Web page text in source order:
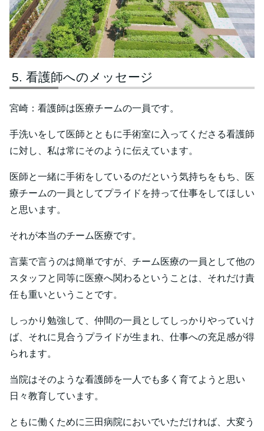
看護師へのメッセージ
宮崎：看護師は医療チームの一員です。
手洗いをして医師とともに手術室に入ってくださる看護師
に対し、私は常にそのように伝えています。
医師と一緒に手術をしているのだという気持ちをもち、医
療チームの一員としてプライドを持って仕事をしてほしい
と思います。
それが本当のチーム医療です。
言葉で言うのは簡単ですが、チーム医療の一員として他の
スタッフと同等に医療へ関わるということは、それだけ責
任も重いということです。
しっかり勉強して、仲間の一員としてしっかりやっていけ
ば、それに見合うプライドが生まれ、仕事への充足感が得
られます。
当院はそのような看護師を一人でも多く育てようと思い
日々教育しています。
ともに働くために三田病院においでいただければ、大変う